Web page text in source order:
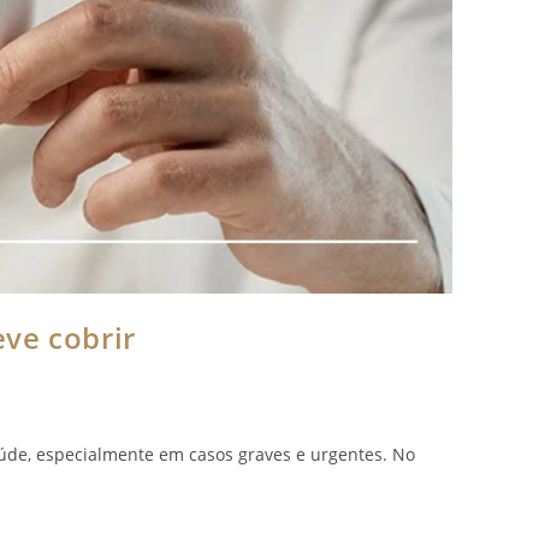
cobrir
especialmente em casos graves e urgentes. No